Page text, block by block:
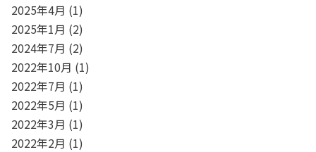
2025年4月 (1)
2025年1月 (2)
2024年7月 (2)
2022年10月 (1)
2022年7月 (1)
2022年5月 (1)
2022年3月 (1)
2022年2月 (1)